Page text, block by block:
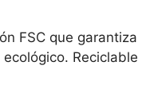
FSC que garantiza
Reciclable